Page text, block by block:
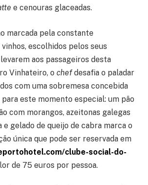
e cenouras glaceadas.
marcada pela constante
vinhos, escolhidos pelos seus
aos passageiros desta
Vinhateiro, o chefdesafia o paladar
com uma sobremesa concebida
este momento especial: um pão
com morangos, azeitonas galegas
e gelado de queijo de cabra marca o
única que pode ser reservada em
clube-social-do-
de 75 euros por pessoa.